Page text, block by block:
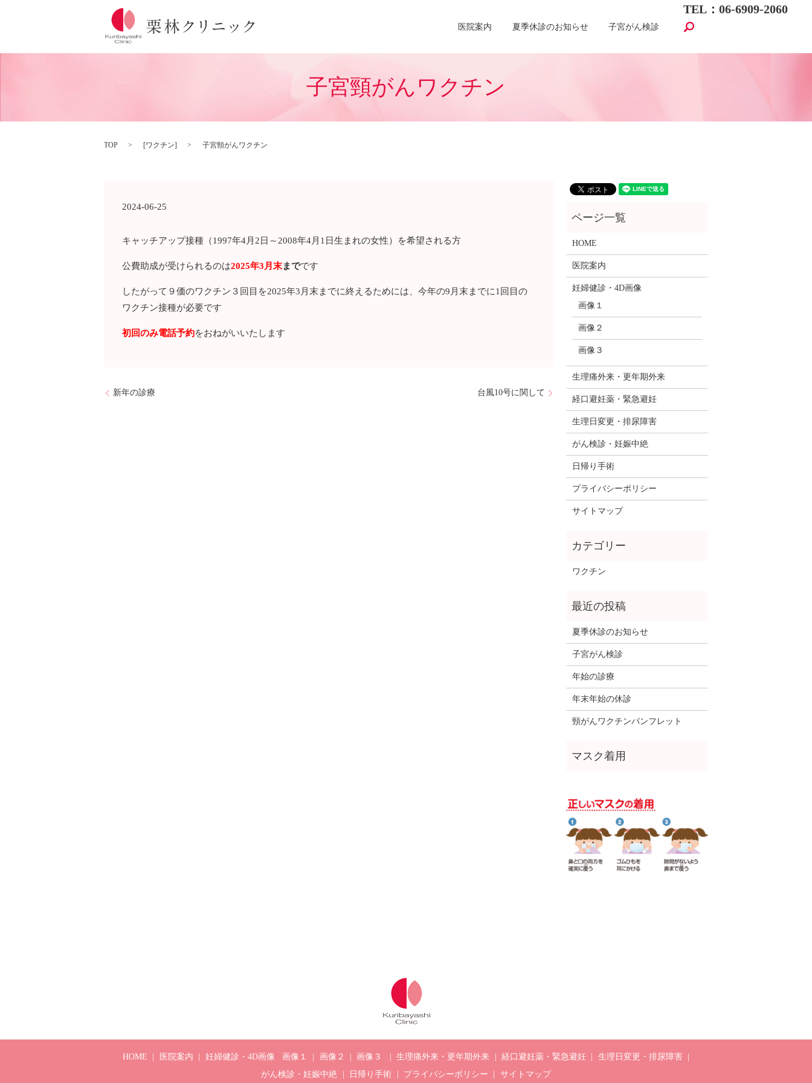
TEL：06-6909-2060
医院案内 夏季休診のお知らせ 子宮がん検診
子宮頸がんワクチン
TOP [ワクチン] 子宮頸がんワクチン
2024-06-25
キャッチアップ接種（1997年4月2日～2008年4月1日生まれの女性）を希望される方
公費助成が受けられるのは2025年3月末までです
したがって９価のワクチン３回目を2025年3月末までに終えるためには、今年の9月末までに1回目の
ワクチン接種が必要です
初回のみ電話予約をおねがいいたします
新年の診療 台風10号に関して
HOME
医院案内
妊婦健診・4D画像
画像１
画像２
画像３
生理痛外来・更年期外来
経口避妊薬・緊急避妊
生理日変更・排尿障害
がん検診・妊娠中絶
日帰り手術
プライバシーポリシー
サイトマップ
ワクチン
夏季休診のお知らせ
子宮がん検診
年始の診療
年末年始の休診
頸がんワクチンパンフレット
HOME 医院案内 妊婦健診・4D画像 画像１ 画像２ 画像３ 生理痛外来・更年期外来 経口避妊薬・緊急避妊
生理日変更・排尿障害
がん検診・妊娠中絶
日帰り手術 プライバシーポリシー サイトマップ